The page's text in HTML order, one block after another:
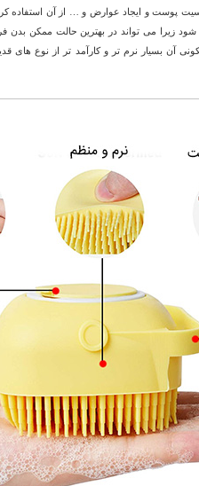
پوست و ایجاد عوارض و … از آن استفاده
زیرا می تواند در بهترین حالت ممکن بدن
آن بسیار نرم تر و کارآمد تر از نوع های